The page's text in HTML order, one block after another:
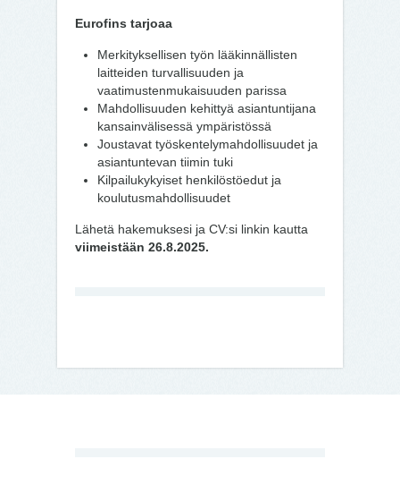
Eurofins tarjoaa
Merkityksellisen työn lääkinnällisten
laitteiden turvallisuuden ja
vaatimustenmukaisuuden parissa
Mahdollisuuden kehittyä asiantuntijana
kansainvälisessä ympäristössä
Joustavat työskentelymahdollisuudet ja
asiantuntevan tiimin tuki
Kilpailukykyiset henkilöstöedut ja
koulutusmahdollisuudet
Lähetä hakemuksesi ja CV:si linkin kautta
viimeistään 26.8.2025.